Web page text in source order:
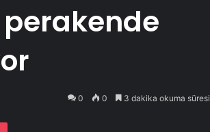
perakende
0 0 3 dakika okuma süresi
Pocket